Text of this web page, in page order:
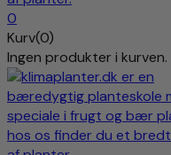
0
Kurv(0)
Ingen produkter i kurven.